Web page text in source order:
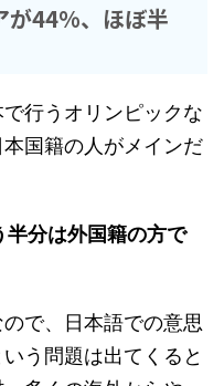
が44%、ほぼ半
行うオリンピックな
国籍の人がメインだ
分は外国籍の方で
で、日本語での意思
う問題は出てくると